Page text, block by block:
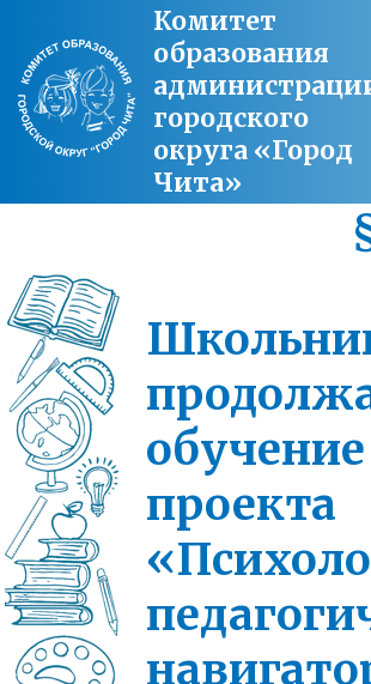
Комитет
образования
городского
округа «Город
Чита»
проекта